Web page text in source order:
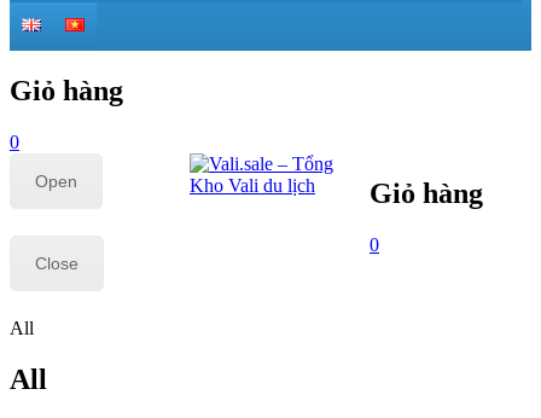
Giỏ hàng
0
Open
Close
All
All
Giỏ hàng
0